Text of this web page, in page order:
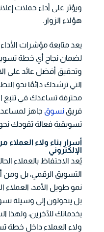
ويؤثر على أداء حملات
هؤلاء الزوار.
يعد متابعة مؤشرات
لضمان نجاح أي خطة تسويق
وتحقيق أفضل عائد على
التي ترشدك دائمًا نحو
محترفة تساعدك في تتبع
فريق نسوق جاهز
تسويقية فعالة تقودك نحو
أسرار بناء ولاء
الإلكتروني
يُعد الاحتفاظ بالعملاء
التسويق الرقمي، بل ومن
نمو طويل الأمد، العملاء
بل يتحولون إلى وسيلة
بخدماتك للآخرين، ولهذا
ولاء العملاء داخل خطة